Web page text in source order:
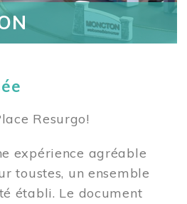
Resurgo!
expérience agréable
toustes, un ensemble
établi. Le document